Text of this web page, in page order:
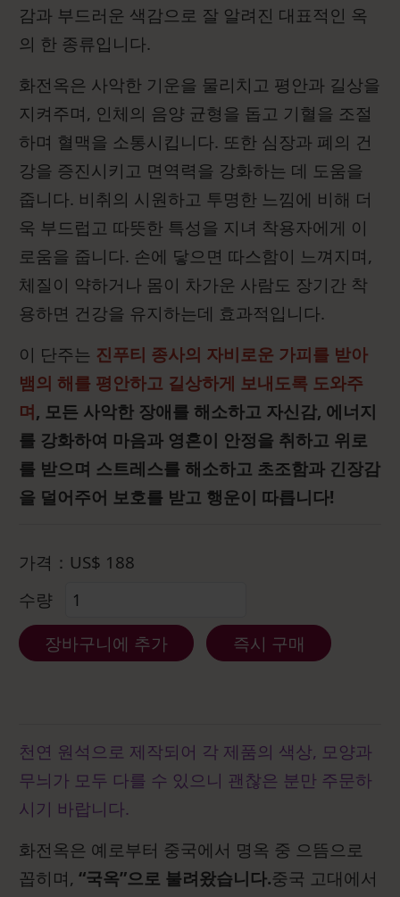
감과 부드러운 색감으로 잘 알려진 대표적인 옥
의 한 종류입니다.
화전옥은 사악한 기운을 물리치고 평안과 길상을
지켜주며, 인체의 음양 균형을 돕고 기혈을 조절
하며 혈맥을 소통시킵니다. 또한 심장과 폐의 건
강을 증진시키고 면역력을 강화하는 데 도움을
줍니다. 비취의 시원하고 투명한 느낌에 비해 더
욱 부드럽고 따뜻한 특성을 지녀 착용자에게 이
로움을 줍니다. 손에 닿으면 따스함이 느껴지며,
체질이 약하거나 몸이 차가운 사람도 장기간 착
용하면 건강을 유지하는데 효과적입니다.
이 단주는 진푸티 종사의 자비로운 가피를 받아
뱀의 해를 평안하고 길상하게 보내도록 도와주
며, 모든 사악한 장애를 해소하고 자신감, 에너지
를 강화하여 마음과 영혼이 안정을 취하고 위로
를 받으며 스트레스를 해소하고 초조함과 긴장감
을 덜어주어 보호를 받고 행운이 따릅니다!
가격： US$ 188
수량
장바구니에 추가
즉시 구매
천연 원석으로 제작되어 각 제품의 색상, 모양과
무늬가 모두 다를 수 있으니 괜찮은 분만 주문하
시기 바랍니다.
화전옥은 예로부터 중국에서 명옥 중 으뜸으로
꼽히며, “국옥”으로 불려왔습니다.중국 고대에서